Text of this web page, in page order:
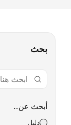
بحث
أبحث عن..
دليل